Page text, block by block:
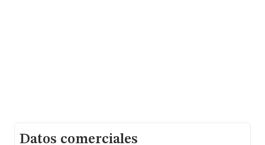
Datos comerciales